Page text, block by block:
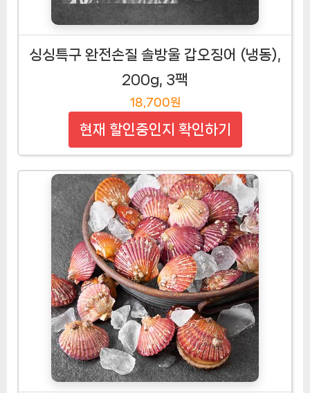
싱싱특구 완전손질 솔방울 갑오징어 (냉동),
200g, 3팩
18,700원
현재 할인중인지 확인하기